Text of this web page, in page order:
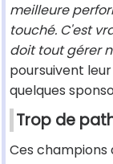
meilleure
touché. C'est
doit tout gérer
poursuivent
quelques
Trop de
Ces champions